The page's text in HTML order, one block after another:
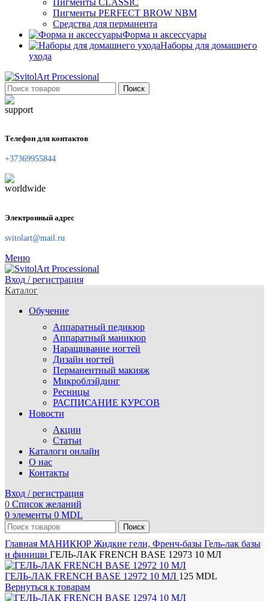
Пигменты CLASSIC
Пигменты PERFECT BROW NBM
Средства для перманента
Форма и аксессуары
Наборы для домашнего
ухода
Поиск
Телефон для контактов
+37369955844
Электронный адрес
svitolart@mail.ru
Меню
Вход / регистрация
Каталог
Обучение
Аппаратный педикюр
Аппаратный маникюр
Наращивание ногтей
Дизайн ногтей
Перманентный макияж
Микроблэйдинг
Ресницы
РАСПИСАНИЕ КУРСОВ
Новости
Акции
Статьи
Каталоги онлайн
О нас
Контакты
Вход / регистрация
0 Список желаний
0 элементы 0 MDL
Поиск
Главная МАНИКЮР Жидкие гели, Френч-базы Гель-лак базы
и финиши ГЕЛЬ-ЛАК FRENCH BASE 12973 10 МЛ
ГЕЛЬ-ЛАК FRENCH BASE 12972 10 МЛ 125 MDL
Вернуться к товарам